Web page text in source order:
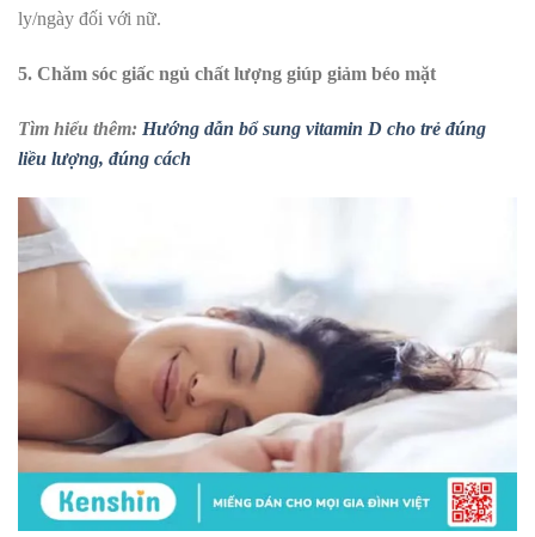
ly/ngày đối với nữ.
5. Chăm sóc giấc ngủ chất lượng giúp giảm béo mặt
Tìm hiểu thêm: Hướng dẫn bổ sung vitamin D cho trẻ đúng
liều lượng, đúng cách